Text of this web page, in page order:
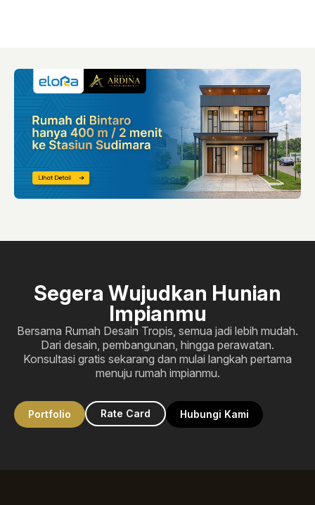
Segera Wujudkan Hunian
Impianmu
Bersama Rumah Desain Tropis, semua jadi lebih mudah.
Dari desain, pembangunan, hingga perawatan.
Konsultasi gratis sekarang dan mulai langkah pertama
menuju rumah impianmu.
Portfolio Rate Card Hubungi Kami